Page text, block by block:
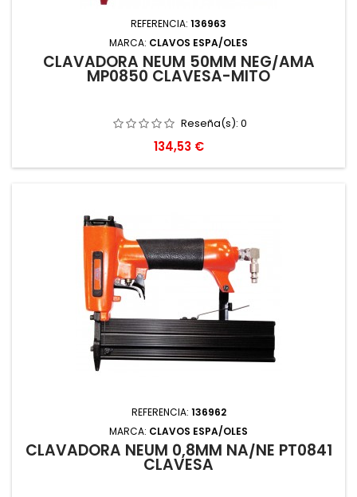
REFERENCIA: 136963
MARCA: CLAVOS ESPA/OLES
CLAVADORA NEUM 50MM NEG/AMA
MP0850 CLAVESA-MITO
Reseña(s): 0
Precio
134,53 €
REFERENCIA: 136962
MARCA: CLAVOS ESPA/OLES
CLAVADORA NEUM 0,8MM NA/NE PT0841
CLAVESA